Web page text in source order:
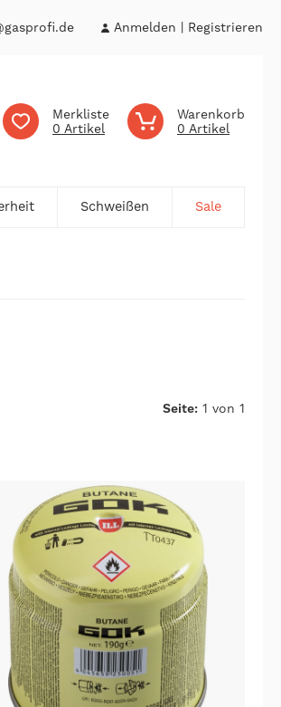
Anmelden Registrieren
Merkliste
0
Warenkorb
0
Schweißen Sale
Seite: 1 von 1